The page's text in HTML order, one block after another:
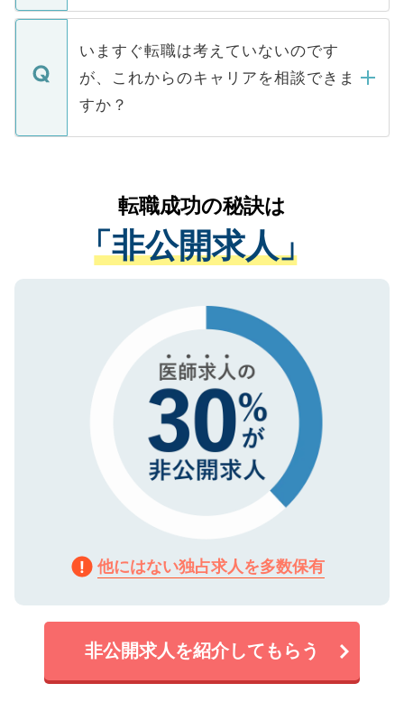
関を公にしてしまうと、応募が殺到する場
に、医療機関が求める条件に合った人材の
みを人材紹介会社に依頼するケースが増え
ています。
定を承諾する必要はありません。内定先へ
の辞退の連絡はキャリアパートナーが行い
個人情報が漏えいすることはありませんの
で、ご安心ください。当サイトからの登録
などで収集したご登録者様の個人情報は、
ご本人のキャリアアップおよび転職活動の
支援を目的に使用いたします。お預かりし
ているすべての個人データはご本人の許可
は、個人情報の取り扱いについての厳密な
管理基準を満たした事業者のみに付与され
る、プライバシーマークを取得済みです。
で、機密保持に関してもご安心ください。
いますぐ転職は考えていないのです
が、これからのキャリアを相談できま
すか？
かがいして、現在の医療機関の状況や紹介
経験をまじえながら、適切なアドバイスを
させていただきます。すぐにご転職をされ
ない方には、長期的なサポートが可能です
ので、まずはご登録ください。
転職成功の秘訣は
「非公開求人」
他にはない独占求人を多数保有
非公開求人を紹介してもらう